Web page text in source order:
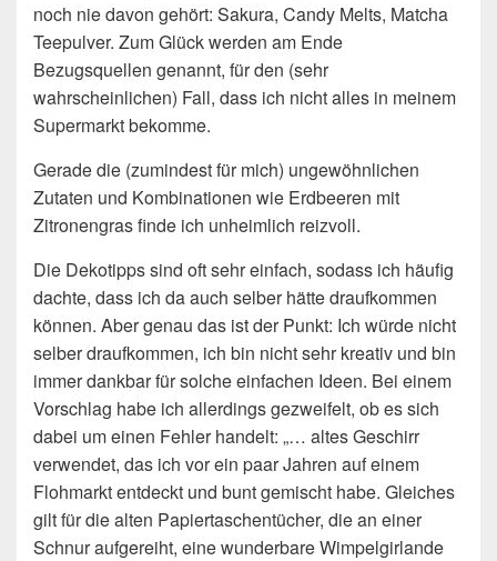
noch nie davon gehört: Sakura, Candy Melts, Matcha
Teepulver. Zum Glück werden am Ende
Bezugsquellen genannt, für den (sehr
wahrscheinlichen) Fall, dass ich nicht alles in meinem
Supermarkt bekomme.
Gerade die (zumindest für mich) ungewöhnlichen
Zutaten und Kombinationen wie Erdbeeren mit
Zitronengras finde ich unheimlich reizvoll.
Die Dekotipps sind oft sehr einfach, sodass ich häufig
dachte, dass ich da auch selber hätte draufkommen
können. Aber genau das ist der Punkt: Ich würde nicht
selber draufkommen, ich bin nicht sehr kreativ und bin
immer dankbar für solche einfachen Ideen. Bei einem
Vorschlag habe ich allerdings gezweifelt, ob es sich
dabei um einen Fehler handelt: „… altes Geschirr
verwendet, das ich vor ein paar Jahren auf einem
Flohmarkt entdeckt und bunt gemischt habe. Gleiches
gilt für die alten Papiertaschentücher, die an einer
Schnur aufgereiht, eine wunderbare Wimpelgirlande